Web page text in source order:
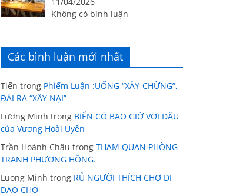
Không có bình luận
Các bình luận mới nhất
Tiến trong Phiếm Luận :UỐNG “XÂY-CHỪNG”,
ĐÁI RA “XÂY NẠI”
Lương Minh trong BIỂN CÓ BAO GIỜ VƠI ĐÂU
của Vương Hoài Uyên
Trần Hoành Châu trong THAM QUAN PHÒNG
TRANH PHƯỢNG HỒNG.
Luong Minh trong RỦ NGƯỜI THÍCH CHỢ ĐI
DẠO CHỢ